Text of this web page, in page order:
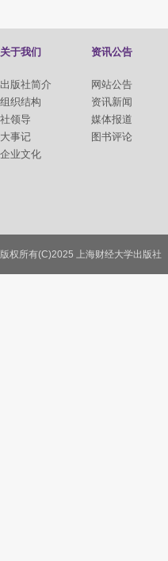
关于我们
出版社简介
组织结构
社领导
大事记
企业文化
资讯公告
网站公告
资讯新闻
媒体报道
图书评论
联系我们
版权所有(C)2025 上海财经大学出版社